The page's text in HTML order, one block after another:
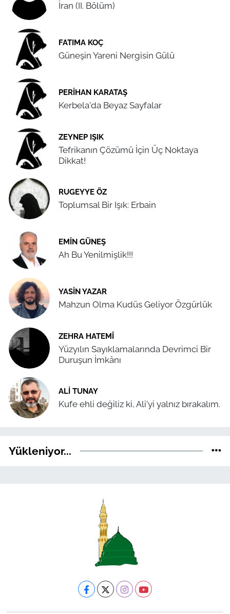
İran (II. Bölüm)
FATIMA KOÇ
Güneşin Yareni Nergisin Gülü
PERIHAN KARATAŞ
Kerbela'da Beyaz Sayfalar
ZEYNEP IŞIK
Tefrikanın Çözümü İçin Üç Noktaya
Dikkat!
RUGEYYE ÖZ
Toplumsal Bir Işık: Erbain
EMIN GÜNEŞ
Ah Bu Yenilmişlik!!!
YASIN YAZAR
Mahzun Olma Kudüs Geliyor Özgürlük
ZEHRA HATEMÎ
Yüzyılın Sayıklamalarında Devrimci Bir
Duruşun İmkânı
ALI TUNAY
Kufe ehli değiliz ki, Ali'yi yalnız bırakalım.
Yükleniyor...